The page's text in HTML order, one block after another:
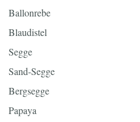
Ballonrebe
Blaudistel
Segge
Sand-Segge
Bergsegge
Papaya